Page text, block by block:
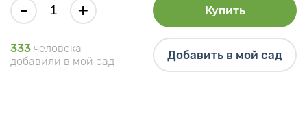
- + Купить
333 человека
добавили в мой сад
Добавить в мой сад